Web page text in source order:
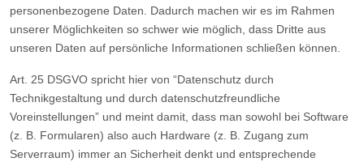
personenbezogene Daten. Dadurch machen wir es im Rahmen
unserer Möglichkeiten so schwer wie möglich, dass Dritte aus
unseren Daten auf persönliche Informationen schließen können.
Art. 25 DSGVO spricht hier von “Datenschutz durch
Technikgestaltung und durch datenschutzfreundliche
Voreinstellungen” und meint damit, dass man sowohl bei Software
(z. B. Formularen) also auch Hardware (z. B. Zugang zum
Serverraum) immer an Sicherheit denkt und entsprechende